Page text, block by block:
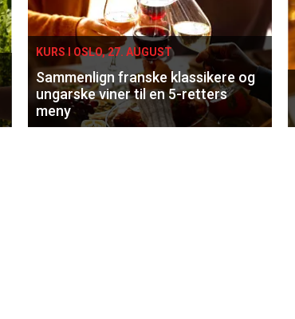
KURS I OSLO, 27. AUGUST
Sammenlign franske klassikere og
ungarske viner til en 5-retters
meny